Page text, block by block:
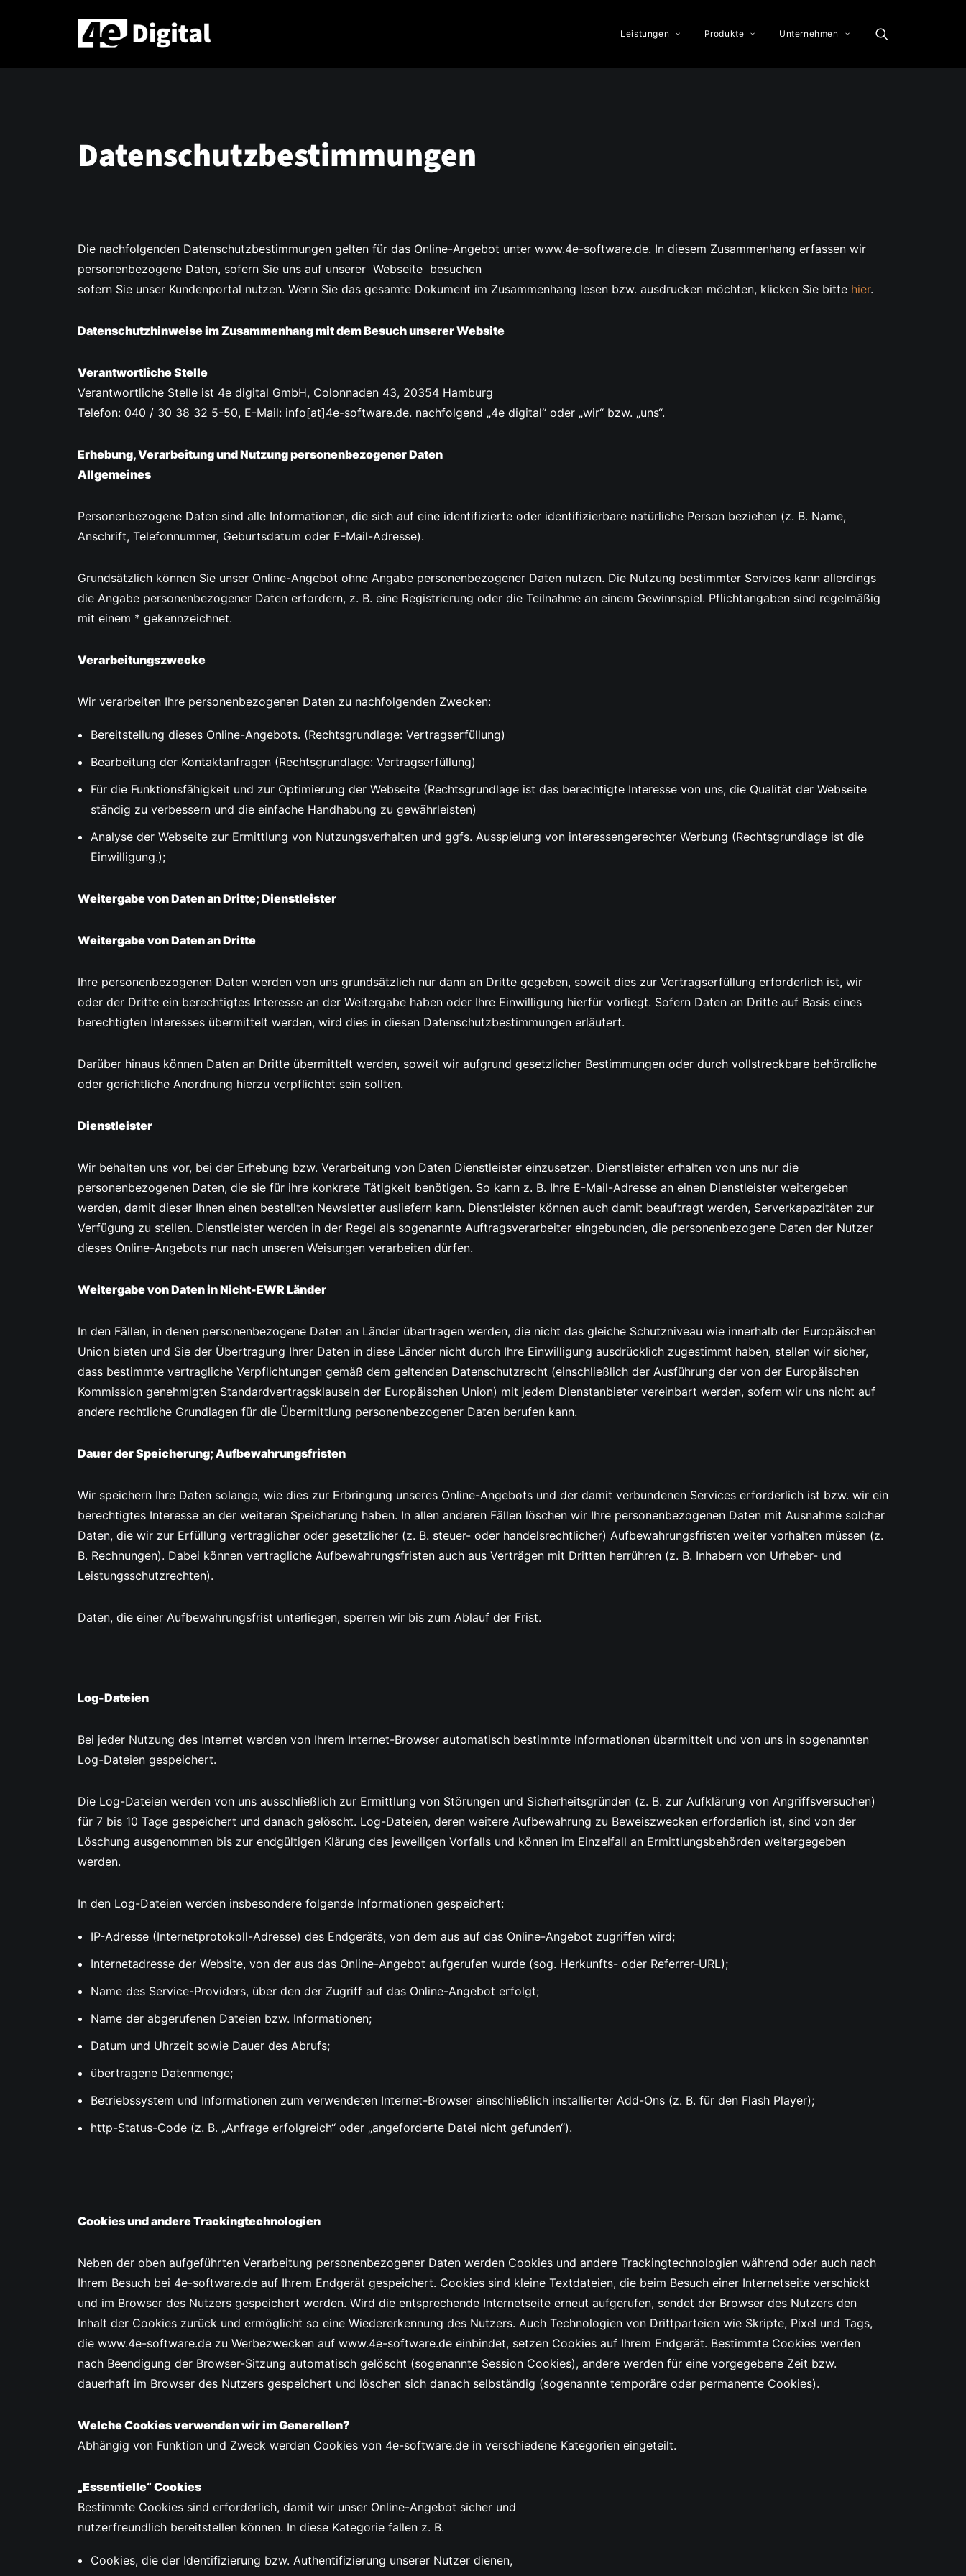
Leistungen Produkte Unternehmen
Datenschutzbestimmungen
Die nachfolgenden Datenschutzbestimmungen gelten für das Online-Angebot unter www.4e-software.de. In diesem Zusammenhang erfassen wir
personenbezogene Daten, sofern Sie uns auf unserer Webseite besuchen
sofern Sie unser Kundenportal nutzen. Wenn Sie das gesamte Dokument im Zusammenhang lesen bzw. ausdrucken möchten, klicken Sie bitte hier.
Datenschutzhinweise im Zusammenhang mit dem Besuch unserer Website
Verantwortliche Stelle
Verantwortliche Stelle ist 4e digital GmbH, Colonnaden 43, 20354 Hamburg
Telefon: 040 / 30 38 32 5-50, E-Mail: info[at]4e-software.de. nachfolgend „4e digital“ oder „wir“ bzw. „uns“.
Erhebung, Verarbeitung und Nutzung personenbezogener Daten
Allgemeines
Personenbezogene Daten sind alle Informationen, die sich auf eine identifizierte oder identifizierbare natürliche Person beziehen (z. B. Name,
Anschrift, Telefonnummer, Geburtsdatum oder E-Mail-Adresse).
Grundsätzlich können Sie unser Online-Angebot ohne Angabe personenbezogener Daten nutzen. Die Nutzung bestimmter Services kann allerdings
die Angabe personenbezogener Daten erfordern, z. B. eine Registrierung oder die Teilnahme an einem Gewinnspiel. Pflichtangaben sind regelmäßig
mit einem * gekennzeichnet.
Verarbeitungszwecke
Wir verarbeiten Ihre personenbezogenen Daten zu nachfolgenden Zwecken:
Bereitstellung dieses Online-Angebots. (Rechtsgrundlage: Vertragserfüllung)
Bearbeitung der Kontaktanfragen (Rechtsgrundlage: Vertragserfüllung)
Für die Funktionsfähigkeit und zur Optimierung der Webseite (Rechtsgrundlage ist das berechtigte Interesse von uns, die Qualität der Webseite
ständig zu verbessern und die einfache Handhabung zu gewährleisten)
Analyse der Webseite zur Ermittlung von Nutzungsverhalten und ggfs. Ausspielung von interessengerechter Werbung (Rechtsgrundlage ist die
Einwilligung.);
Weitergabe von Daten an Dritte; Dienstleister
Weitergabe von Daten an Dritte
Ihre personenbezogenen Daten werden von uns grundsätzlich nur dann an Dritte gegeben, soweit dies zur Vertragserfüllung erforderlich ist, wir
oder der Dritte ein berechtigtes Interesse an der Weitergabe haben oder Ihre Einwilligung hierfür vorliegt. Sofern Daten an Dritte auf Basis eines
berechtigten Interesses übermittelt werden, wird dies in diesen Datenschutzbestimmungen erläutert.
Darüber hinaus können Daten an Dritte übermittelt werden, soweit wir aufgrund gesetzlicher Bestimmungen oder durch vollstreckbare behördliche
oder gerichtliche Anordnung hierzu verpflichtet sein sollten.
Dienstleister
Wir behalten uns vor, bei der Erhebung bzw. Verarbeitung von Daten Dienstleister einzusetzen. Dienstleister erhalten von uns nur die
personenbezogenen Daten, die sie für ihre konkrete Tätigkeit benötigen. So kann z. B. Ihre E-Mail-Adresse an einen Dienstleister weitergeben
werden, damit dieser Ihnen einen bestellten Newsletter ausliefern kann. Dienstleister können auch damit beauftragt werden, Serverkapazitäten zur
Verfügung zu stellen. Dienstleister werden in der Regel als sogenannte Auftragsverarbeiter eingebunden, die personenbezogene Daten der Nutzer
dieses Online-Angebots nur nach unseren Weisungen verarbeiten dürfen.
Weitergabe von Daten in Nicht-EWR Länder
In den Fällen, in denen personenbezogene Daten an Länder übertragen werden, die nicht das gleiche Schutzniveau wie innerhalb der Europäischen
Union bieten und Sie der Übertragung Ihrer Daten in diese Länder nicht durch Ihre Einwilligung ausdrücklich zugestimmt haben, stellen wir sicher,
dass bestimmte vertragliche Verpflichtungen gemäß dem geltenden Datenschutzrecht (einschließlich der Ausführung der von der Europäischen
Kommission genehmigten Standardvertragsklauseln der Europäischen Union) mit jedem Dienstanbieter vereinbart werden, sofern wir uns nicht auf
andere rechtliche Grundlagen für die Übermittlung personenbezogener Daten berufen kann.
Dauer der Speicherung; Aufbewahrungsfristen
Wir speichern Ihre Daten solange, wie dies zur Erbringung unseres Online-Angebots und der damit verbundenen Services erforderlich ist bzw. wir ein
berechtigtes Interesse an der weiteren Speicherung haben. In allen anderen Fällen löschen wir Ihre personenbezogenen Daten mit Ausnahme solcher
Daten, die wir zur Erfüllung vertraglicher oder gesetzlicher (z. B. steuer- oder handelsrechtlicher) Aufbewahrungsfristen weiter vorhalten müssen (z.
B. Rechnungen). Dabei können vertragliche Aufbewahrungsfristen auch aus Verträgen mit Dritten herrühren (z. B. Inhabern von Urheber- und
Leistungsschutzrechten).
Daten, die einer Aufbewahrungsfrist unterliegen, sperren wir bis zum Ablauf der Frist.
Log-Dateien
Bei jeder Nutzung des Internet werden von Ihrem Internet-Browser automatisch bestimmte Informationen übermittelt und von uns in sogenannten
Log-Dateien gespeichert.
Die Log-Dateien werden von uns ausschließlich zur Ermittlung von Störungen und Sicherheitsgründen (z. B. zur Aufklärung von Angriffsversuchen)
für 7 bis 10 Tage gespeichert und danach gelöscht. Log-Dateien, deren weitere Aufbewahrung zu Beweiszwecken erforderlich ist, sind von der
Löschung ausgenommen bis zur endgültigen Klärung des jeweiligen Vorfalls und können im Einzelfall an Ermittlungsbehörden weitergegeben
werden.
In den Log-Dateien werden insbesondere folgende Informationen gespeichert:
IP-Adresse (Internetprotokoll-Adresse) des Endgeräts, von dem aus auf das Online-Angebot zugriffen wird;
Internetadresse der Website, von der aus das Online-Angebot aufgerufen wurde (sog. Herkunfts- oder Referrer-URL);
Name des Service-Providers, über den der Zugriff auf das Online-Angebot erfolgt;
Name der abgerufenen Dateien bzw. Informationen;
Datum und Uhrzeit sowie Dauer des Abrufs;
übertragene Datenmenge;
Betriebssystem und Informationen zum verwendeten Internet-Browser einschließlich installierter Add-Ons (z. B. für den Flash Player);
http-Status-Code (z. B. „Anfrage erfolgreich“ oder „angeforderte Datei nicht gefunden“).
Cookies und andere Trackingtechnologien
Neben der oben aufgeführten Verarbeitung personenbezogener Daten werden Cookies und andere Trackingtechnologien während oder auch nach
Ihrem Besuch bei 4e-software.de auf Ihrem Endgerät gespeichert. Cookies sind kleine Textdateien, die beim Besuch einer Internetseite verschickt
und im Browser des Nutzers gespeichert werden. Wird die entsprechende Internetseite erneut aufgerufen, sendet der Browser des Nutzers den
Inhalt der Cookies zurück und ermöglicht so eine Wiedererkennung des Nutzers. Auch Technologien von Drittparteien wie Skripte, Pixel und Tags,
die www.4e-software.de zu Werbezwecken auf www.4e-software.de einbindet, setzen Cookies auf Ihrem Endgerät. Bestimmte Cookies werden
nach Beendigung der Browser-Sitzung automatisch gelöscht (sogenannte Session Cookies), andere werden für eine vorgegebene Zeit bzw.
dauerhaft im Browser des Nutzers gespeichert und löschen sich danach selbständig (sogenannte temporäre oder permanente Cookies).
Welche Cookies verwenden wir im Generellen?
Abhängig von Funktion und Zweck werden Cookies von 4e-software.de in verschiedene Kategorien eingeteilt.
„Essentielle“ Cookies
Bestimmte Cookies sind erforderlich, damit wir unser Online-Angebot sicher und
nutzerfreundlich bereitstellen können. In diese Kategorie fallen z. B.
Cookies, die der Identifizierung bzw. Authentifizierung unserer Nutzer dienen,